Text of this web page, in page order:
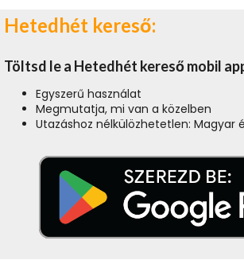
Hetedhét kereső:
Töltsd le a Hetedhét kereső mobil
Egyszerű használat
Megmutatja, mi van a közelben
Utazáshoz nélkülözhetetlen: Magyar